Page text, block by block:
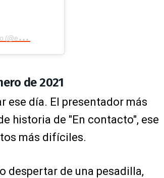
A
lejandra Jaramillo publicación compartida por En Contacto (@encontactoecuavisa)
de 2021
ese día. El presentador más
historia de "En contacto", ese
más difíciles.
despertar de una pesadilla,